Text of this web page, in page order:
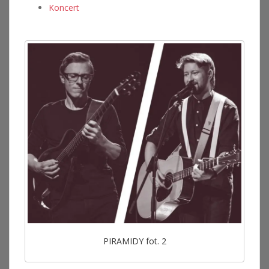
Koncert
PIRAMIDY fot. 2